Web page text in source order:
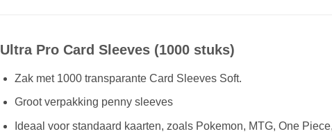
Ultra Pro Card Sleeves (1000 stuks)
Zak met 1000 transparante Card Sleeves Soft.
Groot verpakking penny sleeves
Ideaal voor standaard kaarten, zoals Pokemon, MTG, One